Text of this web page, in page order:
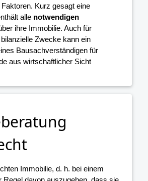
Kurz gesagt eine
alle notwendigen
ihre Immobilie. Auch für
Zwecke kann ein
Bausachverständigen für
aus wirtschaftlicher Sicht
Immobilie, d. h. bei einem